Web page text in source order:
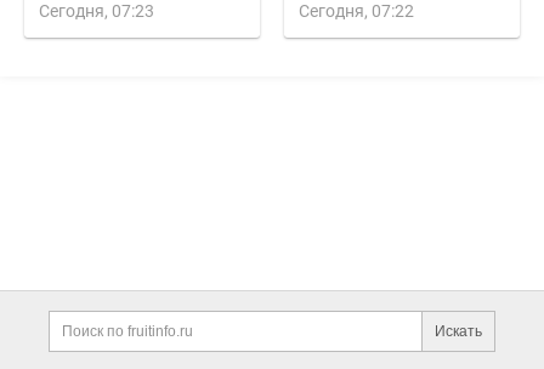
Сегодня, 07:23
Сегодня, 07:22
Дополнительная информация
Поиск по сайту и
Искать